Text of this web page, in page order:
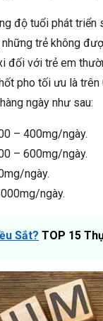
độ tuổi phát
trẻ không
đối với trẻ em
pho tối ưu là
ngày như sau:
– 400mg/ngày.
– 600mg/ngày.
ngày.
ngày.
Sắt? TOP 15